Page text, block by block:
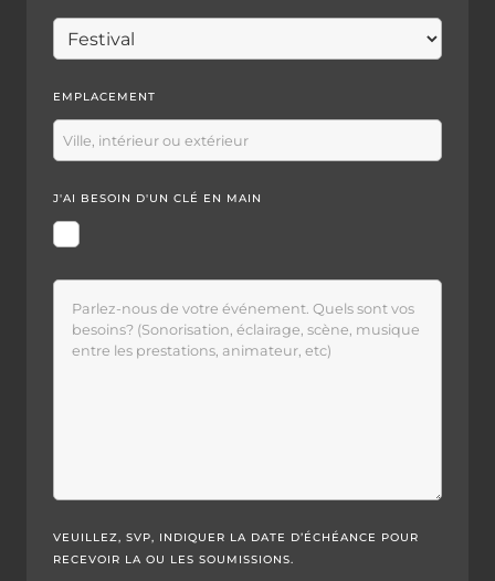
EMPLACEMENT
J'AI BESOIN D'UN CLÉ EN MAIN
VEUILLEZ, SVP, INDIQUER LA DATE D’ÉCHÉANCE POUR
RECEVOIR LA OU LES SOUMISSIONS.